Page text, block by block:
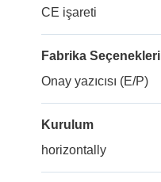
CE işareti
Fabrika Seçenekleri
Onay yazıcısı (E/P)
Kurulum
horizontally